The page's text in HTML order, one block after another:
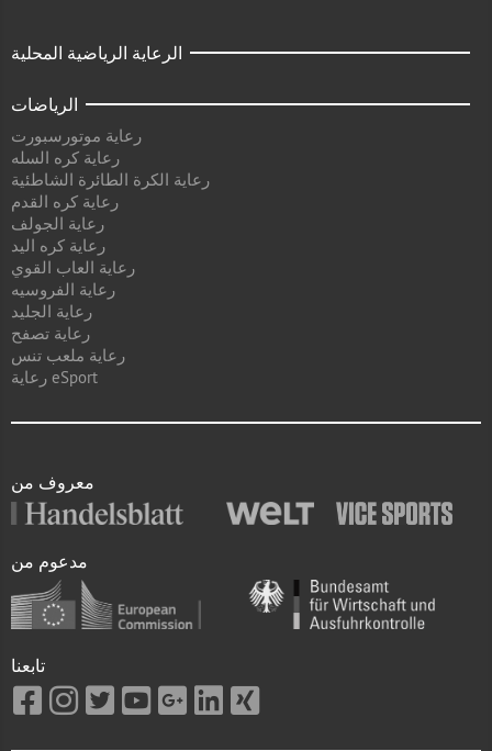
الرعاية الرياضية المحلية
الرياضات
رعاية موتورسبورت
رعاية كره السله
رعاية الكرة الطائرة الشاطئية
رعاية كره القدم
رعاية الجولف
رعاية كره اليد
رعاية العاب القوي
رعاية الفروسيه
رعاية الجليد
رعاية تصفح
رعاية ملعب تنس
رعاية eSport
معروف من
مدعوم من
تابعنا